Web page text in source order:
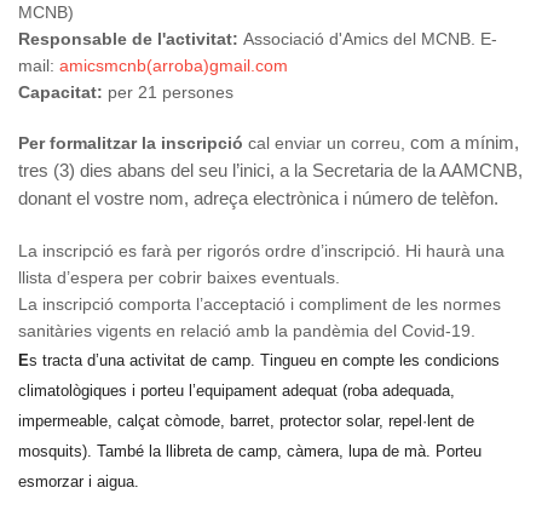
MCNB)
Responsable de l'activitat: Associació d'Amics del MCNB. E-
mail: amicsmcnb(arroba)gmail.com
Capacitat: per 21 persones
Per formalitzar la inscripció cal enviar un correu, com a mínim,
tres (3) dies abans del seu l’inici, a la Secretaria de la AAMCNB,
donant el vostre nom, adreça electrònica i número de telèfon.
La inscripció es farà per rigorós ordre d’inscripció. Hi haurà una
llista d’espera per cobrir baixes eventuals.
La inscripció comporta l’acceptació i compliment de les normes
sanitàries vigents en relació amb la pandèmia del Covid-19.
Es tracta d’una activitat de camp. Tingueu en compte les condicions
climatològiques i porteu l’equipament adequat (roba adequada,
impermeable, calçat còmode, barret, protector solar, repel·lent de
mosquits). També la llibreta de camp, càmera, lupa de mà. Porteu
esmorzar i aigua.